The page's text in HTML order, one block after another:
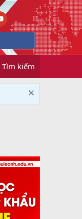
Tìm kiếm